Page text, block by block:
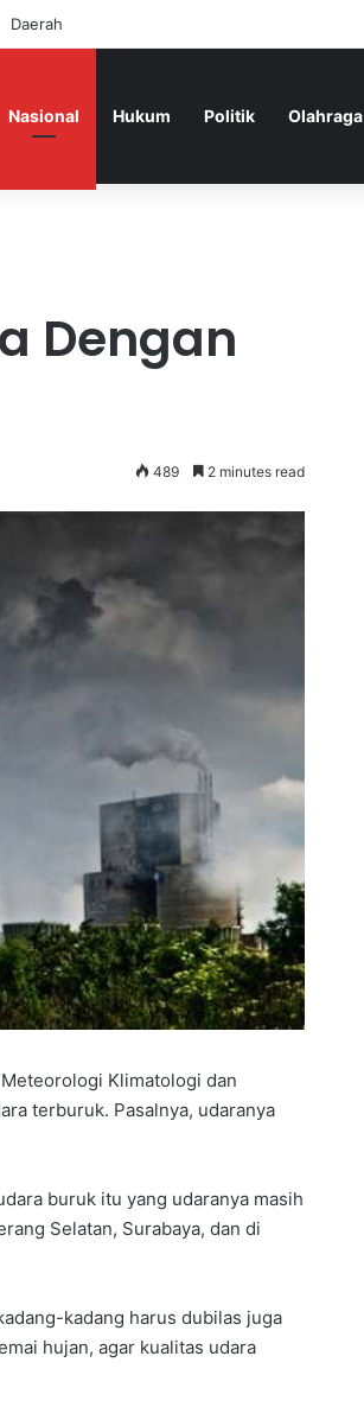
Daerah
Nasional Hukum Politik Olahraga
Dengan
489 2 minutes read
Klimatologi dan
terburuk. Pasalnya, udaranya
buruk itu yang udaranya masih
Selatan, Surabaya, dan di
kadang harus dubilas juga
hujan, agar kualitas udara